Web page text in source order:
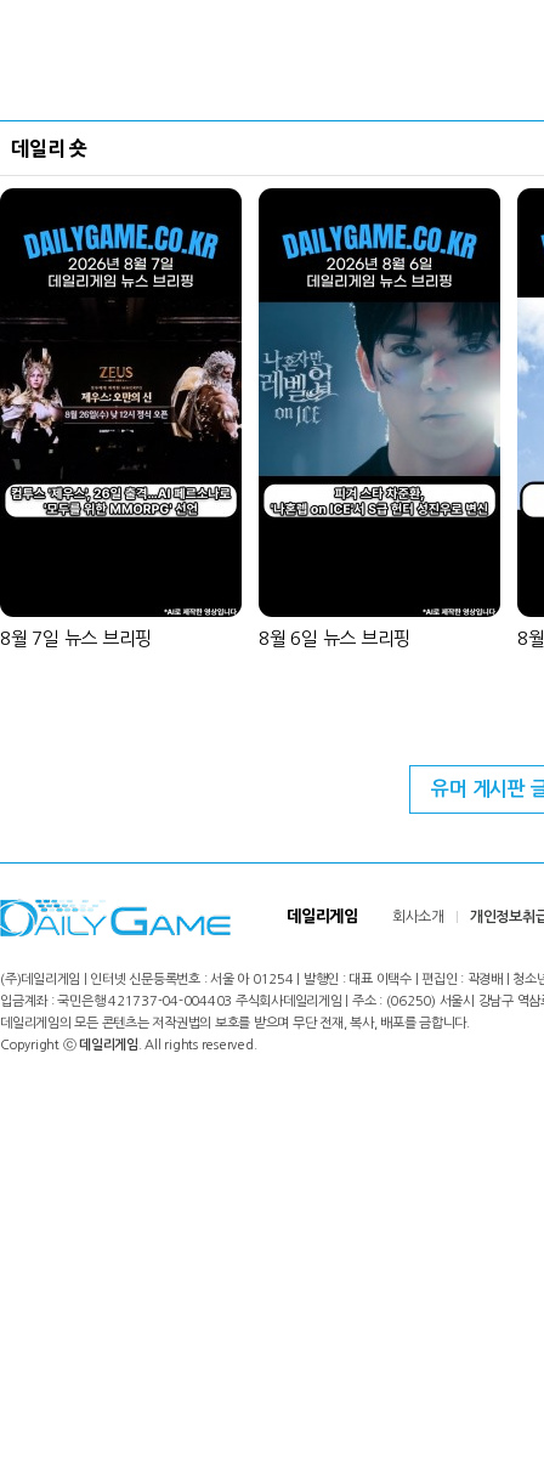
데일리 숏
8월 7일 뉴스 브리핑 8월 6일 뉴스 브리핑 8
유머 게시판
데일리게임 회사소개 개인정보취
(주)데일리게임 | 인터넷 신문등록번호 : 서울 아 01254 | 발행인 : 대표 이택수 | 편집인 : 곽경배 |
입금계좌 : 국민은행 421737-04-004403 주식회사데일리게임 | 주소 : (06250) 서울시 강남구
데일리게임의 모든 콘텐츠는 저작권법의 보호를 받으며 무단 전재, 복사, 배포를 금합니다.
Copyright ⓒ데일리게임 . All rights reserved.